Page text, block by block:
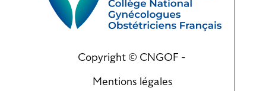
Copyright © CNGOF -
Mentions légales